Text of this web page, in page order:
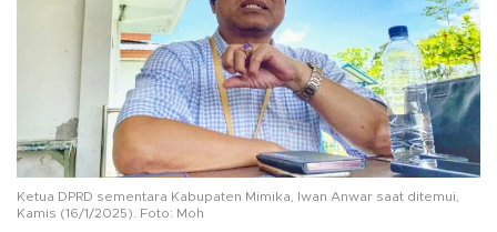
Ketua DPRD sementara Kabupaten Mimika, Iwan Anwar saat ditemui,
Kamis (16/1/2025). Foto: Moh